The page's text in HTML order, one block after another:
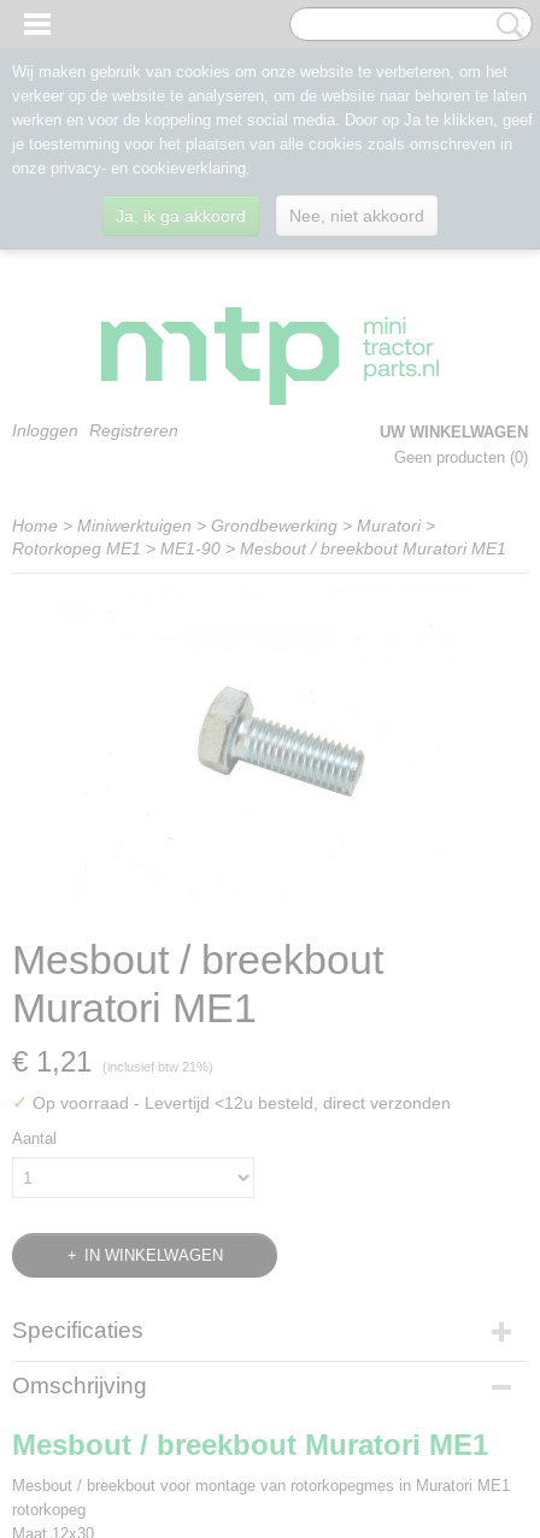
Inloggen Registreren
UW WINKELWAGEN
Geen producten (0)
Home > Miniwerktuigen > Grondbewerking > Muratori>
Rotorkopeg ME1 > ME1-90 > Mesbout / breekbout Muratori ME1
Mesbout / breekbout
Muratori ME1
€ 1,21 (inclusief btw 21%)
✓ Op voorraad - Levertijd <12u besteld, direct verzonden
Aantal
IN WINKELWAGEN
Specificaties
Bruto gewicht
0,05 Kg
Omschrijving
Mesbout / breekbout Muratori ME1
Mesbout / breekbout voor montage van rotorkopegmes in Muratori ME1
rotorkopeg
Maat 12x30
Wij maken gebruik van cookies om onze website te verbeteren, om het
verkeer op de website te analyseren, om de website naar behoren te laten
werken en voor de koppeling met social media. Door op Ja te klikken, geef
je toestemming voor het plaatsen van alle cookies zoals omschreven in
onze privacy- en cookieverklaring.
Ja, ik ga akkoord Nee, niet akkoord